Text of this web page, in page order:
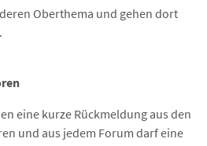
Oberthema und gehen dort
eine kurze Rückmeldung aus den
und aus jedem Forum darf eine